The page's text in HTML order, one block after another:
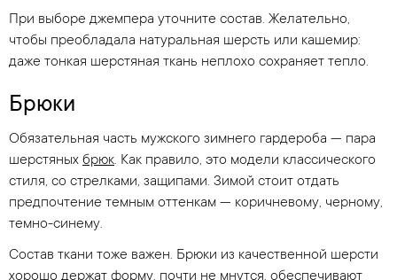
При выборе джемпера уточните состав. Желательно,
чтобы преобладала натуральная шерсть или кашемир:
даже тонкая шерстяная ткань неплохо сохраняет тепло.
Брюки
Обязательная часть мужского зимнего гардероба — пара
шерстяных брюк. Как правило, это модели классического
стиля, со стрелками, защипами. Зимой стоит отдать
предпочтение темным оттенкам — коричневому, черному,
темно-синему.
Состав ткани тоже важен. Брюки из качественной шерсти
хорошо держат форму, почти не мнутся, обеспечивают